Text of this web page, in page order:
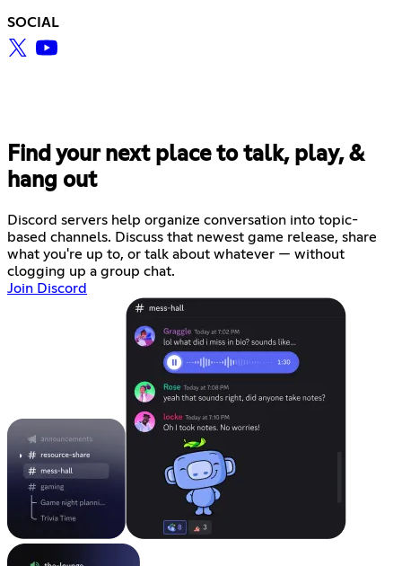
SOCIAL
Find your next place to talk, play, &
hang out
Discord servers help organize conversation into topic-
based channels. Discuss that newest game release, share
what you're up to, or talk about whatever — without
clogging up a group chat.
Join Discord